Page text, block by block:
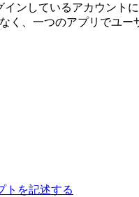
インしているアカウン
く、一つのアプリでユー
トを記述する